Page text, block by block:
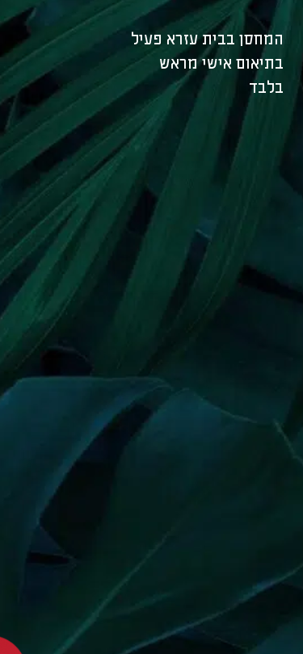
המחסן בבית עזרא פעיל
בתיאום אישי מראש
בלבד